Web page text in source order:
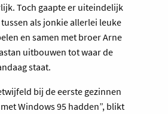
Toch gaapte er uiteindelijk
als jonkie allerlei leuke
en samen met broer Arne
uitbouwen tot waar de
staat.
bij de eerste gezinnen
Windows 95 hadden”, blikt